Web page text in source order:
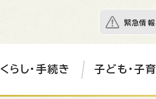
緊急情報
くらし・手続き 子ども・子